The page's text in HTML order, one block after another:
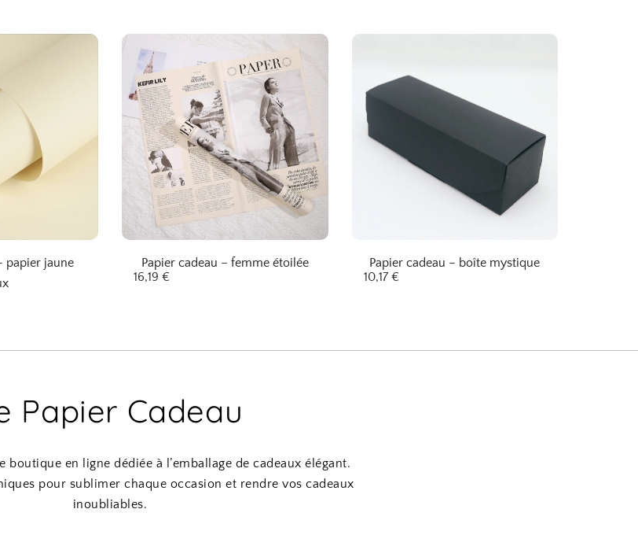
papier jaune
Papier cadeau – femme étoilée
16,19 €
Papier cadeau – boîte mystique
10,17€
Papier Cadeau
boutique en ligne dédiée à l’emballage de cadeaux élégant.
pour sublimer chaque occasion et rendre vos cadeaux
inoubliables.